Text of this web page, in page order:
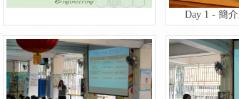
Day 1 - 簡